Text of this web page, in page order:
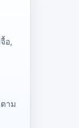
อ,
าม